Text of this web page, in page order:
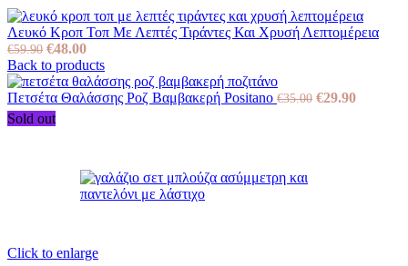
Λευκό Κροπ Τοπ Με Λεπτές Τιράντες Και Χρυσή Λεπτομέρεια
€59.90 Original
price
was:
€59.90.
€48.00Η
τρέχουσα
τιμή
είναι:
Back to products
Πετσέτα Θαλάσσης Ροζ Βαμβακερή Positano €35.00 Original
€29.90Η
Sold out
Click to enlarge